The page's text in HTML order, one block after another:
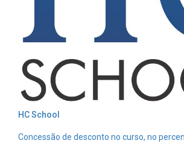
HC School
Concessão de desconto no curso, no